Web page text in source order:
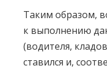
Таким образом,
к выполнению
(водителя,
ставился и,